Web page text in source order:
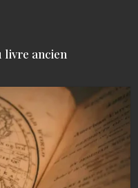
livre ancien